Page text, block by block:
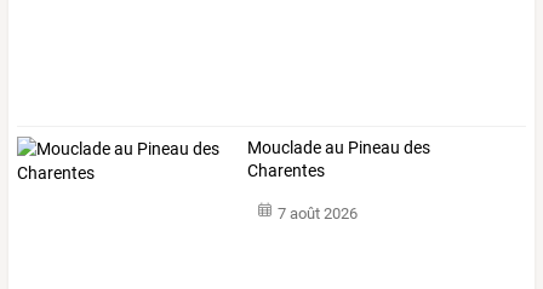
Mouclade au Pineau des
Charentes
7 août 2026